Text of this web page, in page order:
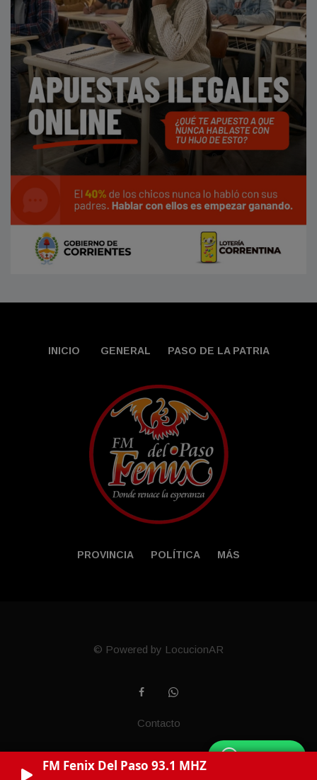
FM Fenix Del Paso 93.1 MHZ
WhatsApp
INICIO GENERAL PASO DE LA PATRIA
PROVINCIA POLÍTICA MÁS
© Powered by LocucionAR
Contacto